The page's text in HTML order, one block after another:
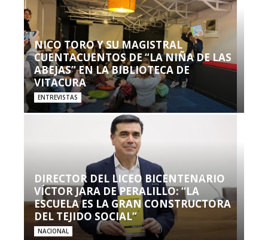
NICO TORO Y SU MAGISTRAL
CUENTACUENTOS DE “LA NIÑA DE LAS
ABEJAS” EN LA BIBLIOTECA DE
VITACURA
ENTREVISTAS
DIRECTOR DEL LICEO BICENTENARIO
VÍCTOR JARA DE PERALILLO: “LA
ESCUELA ES LA GRAN CONSTRUCTORA
DEL TEJIDO SOCIAL”
NACIONAL